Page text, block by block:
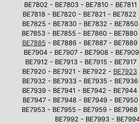
BE7802 - BE7803 - BE7810 -
BE7818 - BE7820 - BE7821 -
BE7825 - BE7830 - BE7832 -
BE7853 - BE7855 - BE7860 -
BE7885 - BE7886 - BE7887 -
BE7904 - BE7907 - BE7908 -
BE7912 - BE7913 - BE7915 -
BE7920 - BE7921 - BE7922 - BE7923
BE7932 - BE7933 - BE7935 -
BE7939 - BE7941 - BE7942 -
BE7947 - BE7948 - BE7949 -
BE7953 - BE7955 - BE7959 -
BE7992 - BE7993 -